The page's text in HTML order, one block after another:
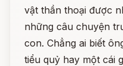
vật thần thoại được
những câu chuyện
con. Chẳng ai biết
tiểu quỷ hay một cái